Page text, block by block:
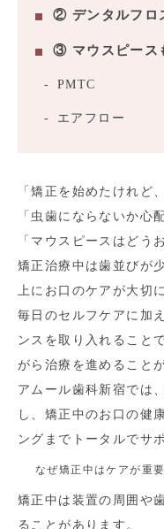
② デンタルフロ
③ マウスピース
PMTC
エアフロー
「矯正を始めたけれど
「虫歯にならないか心配
「マウスピースはどう
矯正治療中は歯並びが
上にお口のケアが大切
毎日のセルフケアに加
ンスを取り入れること
がら治療を進めること
アムール歯科新宿では
し、矯正中のお口の健
ングまでトータルでサ
なぜ矯正中はケアが重
矯正中は装置の周囲や
ることがあります。